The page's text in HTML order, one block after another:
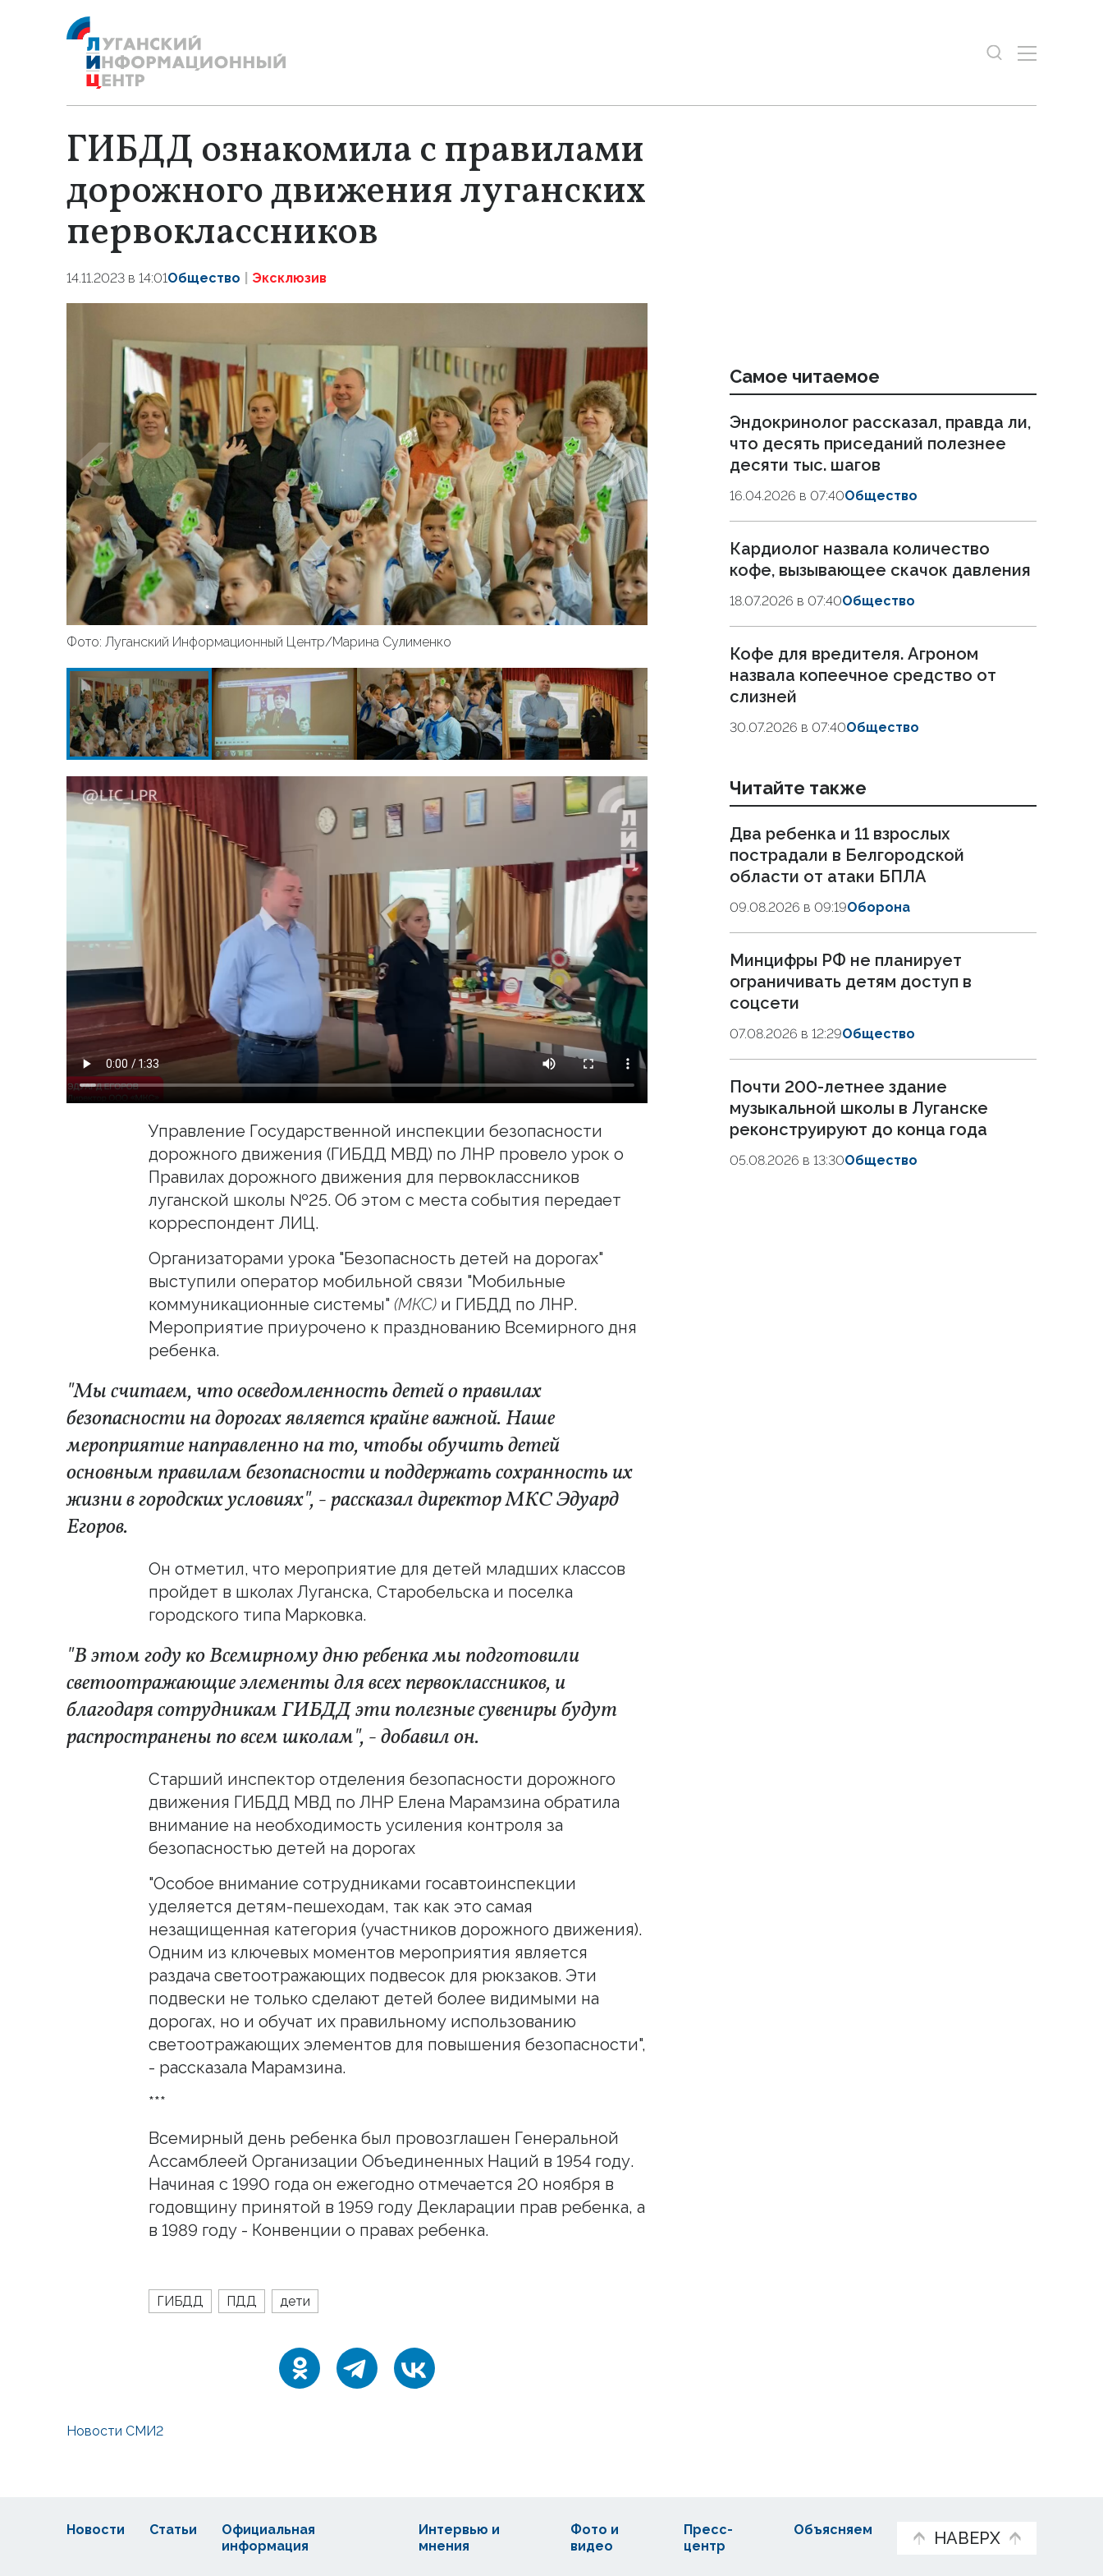
ГИБДД ознакомила с правилами
дорожного движения луганских
первоклассников
14.11.2023 в 14:01Общество Эксклюзив
Фото: Луганский Информационный Центр/Марина Сулименко
Управление Государственной инспекции безопасности
дорожного движения (ГИБДД МВД) по ЛНР провело урок о
Правилах дорожного движения для первоклассников
луганской школы №25. Об этом с места события передает
корреспондент ЛИЦ.
Организаторами урока "Безопасность детей на дорогах"
выступили оператор мобильной связи "Мобильные
коммуникационные системы" (МКС) и ГИБДД по ЛНР.
Мероприятие приурочено к празднованию Всемирного дня
ребенка.
"Мы считаем, что осведомленность детей о правилах
безопасности на дорогах является крайне важной. Наше
мероприятие направленно на то, чтобы обучить детей
основным правилам безопасности и поддержать сохранность их
жизни в городских условиях", - рассказал директор МКС Эдуард
Егоров.
Он отметил, что мероприятие для детей младших классов
пройдет в школах Луганска, Старобельска и поселка
городского типа Марковка.
"В этом году ко Всемирному дню ребенка мы подготовили
светоотражающие элементы для всех первоклассников, и
благодаря сотрудникам ГИБДД эти полезные сувениры будут
распространены по всем школам", - добавил он.
Старший инспектор отделения безопасности дорожного
движения ГИБДД МВД по ЛНР Елена Марамзина обратила
внимание на необходимость усиления контроля за
безопасностью детей на дорогах
"Особое внимание сотрудниками госавтоинспекции
уделяется детям-пешеходам, так как это самая
незащищенная категория (участников дорожного движения).
Одним из ключевых моментов мероприятия является
раздача светоотражающих подвесок для рюкзаков. Эти
подвески не только сделают детей более видимыми на
дорогах, но и обучат их правильному использованию
светоотражающих элементов для повышения безопасности",
- рассказала Марамзина.
***
Всемирный день ребенка был провозглашен Генеральной
Ассамблеей Организации Объединенных Наций в 1954 году.
Начиная с 1990 года он ежегодно отмечается 20 ноября в
годовщину принятой в 1959 году Декларации прав ребенка, а
в 1989 году - Конвенции о правах ребенка.
ГИБДД ПДД дети
Самое читаемое
Эндокринолог рассказал, правда ли,
что десять приседаний полезнее
десяти тыс. шагов
16.04.2026 в 07:40Общество
Кардиолог назвала количество
кофе, вызывающее скачок давления
18.07.2026 в 07:40Общество
Кофе для вредителя. Агроном
назвала копеечное средство от
слизней
30.07.2026 в 07:40Общество
Читайте также
Два ребенка и 11 взрослых
пострадали в Белгородской
области от атаки БПЛА
09.08.2026 в 09:19Оборона
Минцифры РФ не планирует
ограничивать детям доступ в
соцсети
07.08.2026 в 12:29Общество
Почти 200-летнее здание
музыкальной школы в Луганске
реконструируют до конца года
05.08.2026 в 13:30Общество
Новости СМИ2
НАВЕРХ
Новости Статьи
Официальная
информация
Интервью и
мнения
Фото и
видео
Пресс-
центр
Объясняем